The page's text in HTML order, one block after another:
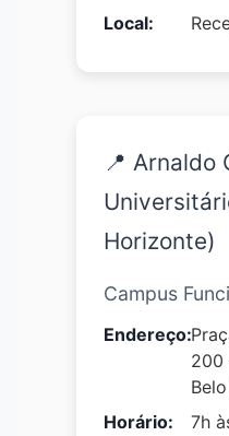
Local:
📍 Arnaldo
Horizonte)
Campus
Endereço:
200
Horário:
7h